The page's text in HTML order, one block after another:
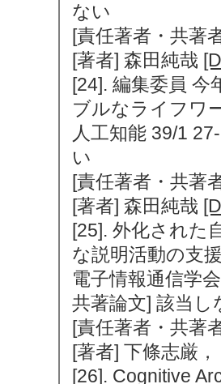
ない
[責任著者・共著
[著者] 森田純哉
[24]. 編集委員
ブルなライフワ
人工知能 39/1
い
[責任著者・共著
[著者] 森田純哉
[25]. 外化された
な説明活動の支
電子情報通信学
共著論文] 該当し
[責任著者・共著
[著者] 下條志厳
[26]. Cognitive